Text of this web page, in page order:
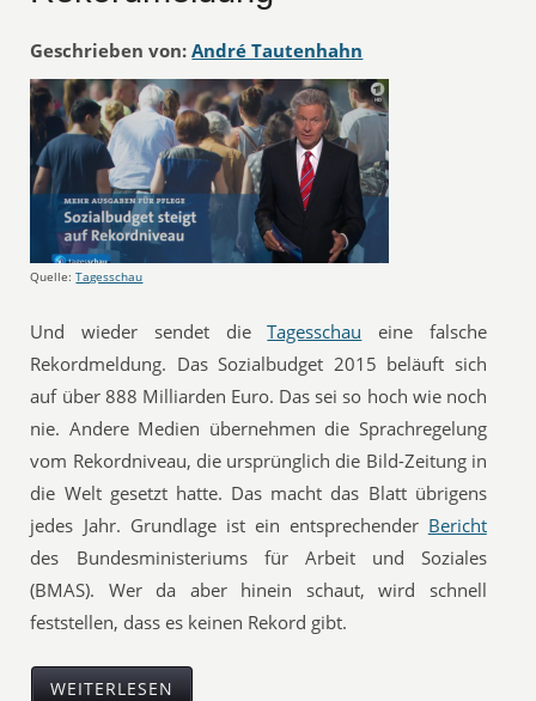
Geschrieben von: André Tautenhahn
Quelle:Tagesschau
Und wieder sendet dieTagesschau eine falsche
Rekordmeldung. Das Sozialbudget 2015 beläuft sich
auf über 888 Milliarden Euro. Das sei so hoch wie noch
nie. Andere Medien übernehmen die Sprachregelung
vom Rekordniveau, die ursprünglich die Bild-Zeitung in
die Welt gesetzt hatte. Das macht das Blatt übrigens
jedes Jahr. Grundlage ist ein entsprechender Bericht
des Bundesministeriums für Arbeit und Soziales
(BMAS). Wer da aber hinein schaut, wird schnell
feststellen, dass es keinen Rekord gibt.
WEITERLESEN